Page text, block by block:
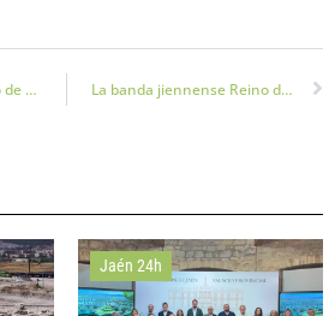
Alsa habilita un refuerzo de autobús este fin de semana a La Victoria y el Olivo Arena La banda jiennense Reino de Hades estrena videoclip
Jaén 24h